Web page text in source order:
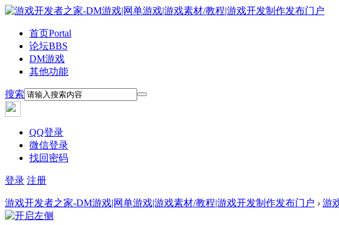
首页Portal
论坛BBS
DM游戏
其他功能
搜索
QQ登录
微信登录
找回密码
登录 注册
游戏开发者之家-DM游戏|网单游戏|游戏素材/教程|游戏开发制作发布门户 › 游